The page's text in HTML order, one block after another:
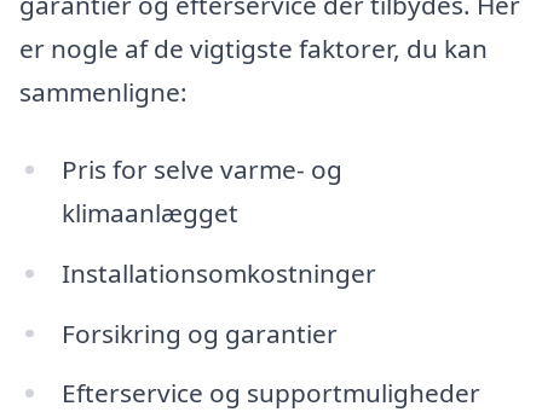
er nogle af de vigtigste faktorer, du kan
sammenligne:
Pris for selve varme- og
klimaanlægget
Installationsomkostninger
Forsikring og garantier
Efterservice og supportmuligheder